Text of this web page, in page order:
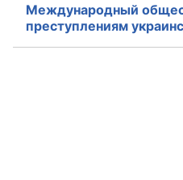
Международный
преступлениям